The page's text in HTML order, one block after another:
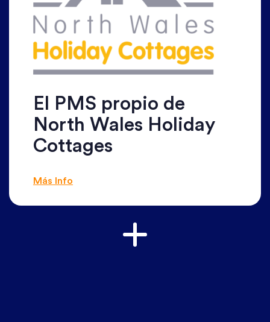
El PMS propio de
North Wales Holiday
Cottages
Más Info